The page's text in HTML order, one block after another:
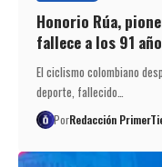
Honorio Rúa,
fallece a los 91
El ciclismo colombiano
deporte, fallecido…
PorRedacción